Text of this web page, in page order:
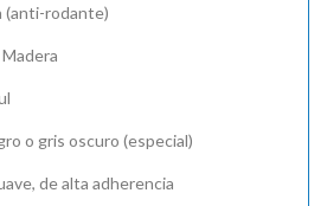
(anti-rodante)
Madera
o gris oscuro (especial)
de alta adherencia